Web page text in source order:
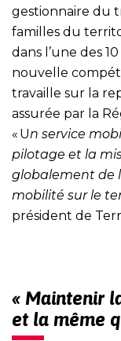
gestionnaire du
familles du
dans l’une des
nouvelle
travaille sur la
assurée par la
« Un service
pilotage et la
globalement de
mobilité sur le
président de
« Maintenir
et la même